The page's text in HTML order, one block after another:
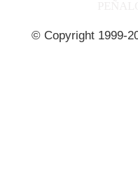
© Copyright 1999-